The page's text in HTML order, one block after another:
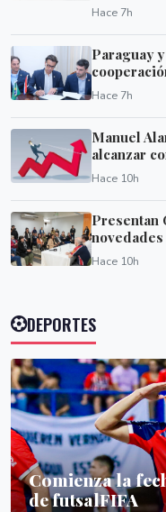
Hace 7h
Paraguay
Hace 7h
Manuel
alcanzar
Hace 10h
Presentan
Hace 10h
DEPORTES
Comienza la
de futsalFIFA